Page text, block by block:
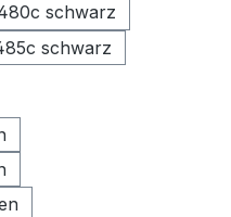
schwarz
schwarz